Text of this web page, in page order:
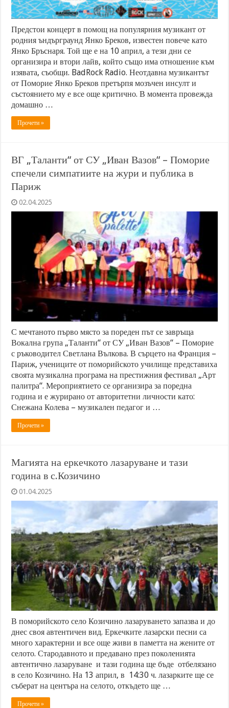
Предстои концерт в помощ на популярния музикант от
родния ъндърграунд Янко Бреков, известен повече като
Янко Бръснаря. Той ще е на 10 април, а тези дни се
организира и втори лайв, който също има отношение към
изявата, съобщи. BadRock Radio. Неотдавна музикантът
от Поморие Янко Бреков претърпя мозъчен инсулт и
състоянието му е все още критично. В момента провежда
домашно …
Прочети »
ВГ „Таланти“ от СУ „Иван Вазов“ – Поморие
спечели симпатиите на жури и публика в
Париж
02.04.2025
С мечтаното първо място за пореден път се завръща
Вокална група „Таланти“ от СУ „Иван Вазов“ – Поморие
с ръководител Светлана Вълкова. В сърцето на Франция –
Париж, учениците от поморийското училище представиха
своята музикална програма на престижния фестивал „Арт
палитра“. Мероприятието се организира за поредна
година и е журирано от авторитетни личности като:
Снежана Колева – музикален педагог и …
Прочети »
Магията на еркечкото лазаруване и тази
година в с.Козичино
01.04.2025
В поморийското село Козичино лазаруването запазва и до
днес своя автентичен вид. Еркечките лазарски песни са
много характерни и все още живи в паметта на жените от
селото. Стародавното и предавано през поколенията
автентично лазаруване и тази година ще бъде отбелязано
в село Козичино. На 13 април, в 14:30 ч. лазарките ще се
съберат на центъра на селото, откъдето ще …
Прочети »